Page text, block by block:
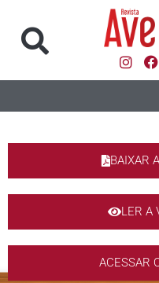
BAIXAR
LER A
ACESSAR